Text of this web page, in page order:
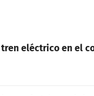
eléctrico en el